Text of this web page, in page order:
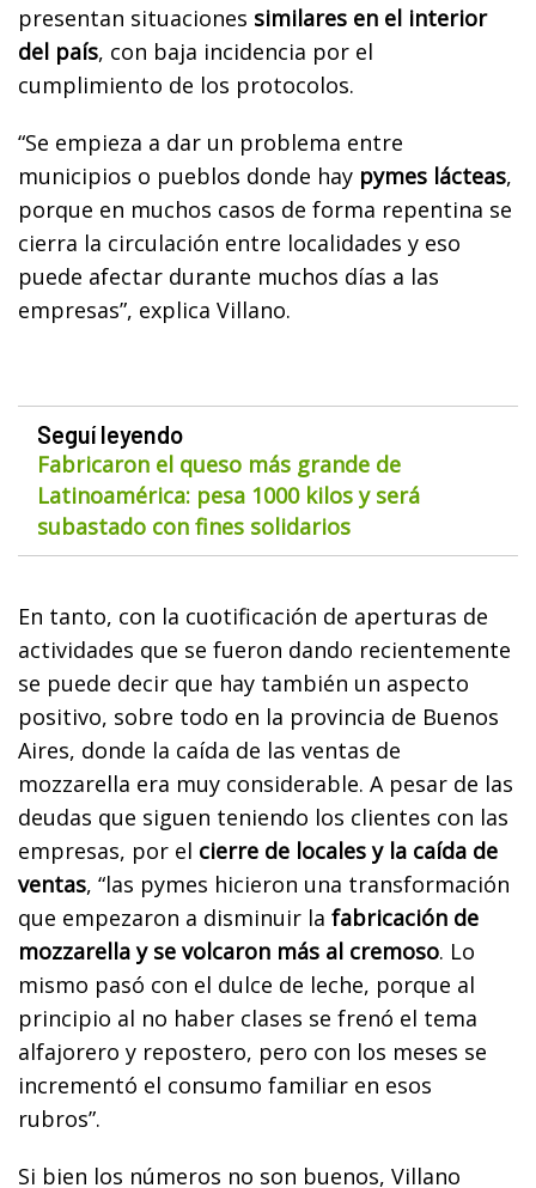
presentan situaciones similares en el interior
del país, con baja incidencia por el
cumplimiento de los protocolos.
“Se empieza a dar un problema entre
municipios o pueblos donde hay pymes lácteas,
porque en muchos casos de forma repentina se
cierra la circulación entre localidades y eso
puede afectar durante muchos días a las
empresas”, explica Villano.
Seguí leyendo
Fabricaron el queso más grande de
Latinoamérica: pesa 1000 kilos y será
subastado con fines solidarios
En tanto, con la cuotificación de aperturas de
actividades que se fueron dando recientemente
se puede decir que hay también un aspecto
positivo, sobre todo en la provincia de Buenos
Aires, donde la caída de las ventas de
mozzarella era muy considerable. A pesar de las
deudas que siguen teniendo los clientes con las
empresas, por el cierre de locales y la caída de
ventas, “las pymes hicieron una transformación
que empezaron a disminuir la fabricación de
mozzarella y se volcaron más al cremoso. Lo
mismo pasó con el dulce de leche, porque al
principio al no haber clases se frenó el tema
alfajorero y repostero, pero con los meses se
incrementó el consumo familiar en esos
rubros”.
Si bien los números no son buenos, Villano